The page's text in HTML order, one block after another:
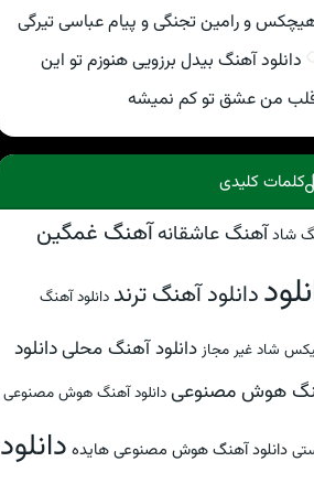
و رامین تجنگی و پیام عباسی تیرگی
دانلود آهنگ بیدل برزویی هنوزم تو این
من عشق تو کم نمیشه
کلمات کلیدی
شادآهنگ عاشقانهآهنگ غمگین
دانلود آهنگ ترند دانلود آهنگ
شاد غیر مجاز دانلود آهنگ محلیدانلود
هوش مصنوعی دانلود آهنگ هوش مصنوعی
دانلود آهنگ هوش مصنوعی هایده دانلود